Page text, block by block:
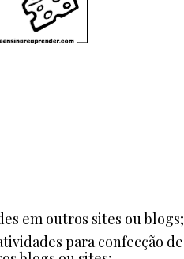
em outros sites ou blogs;
para confecção de